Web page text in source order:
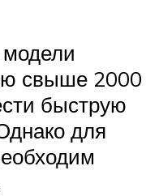
свыше 2000
быструю
для